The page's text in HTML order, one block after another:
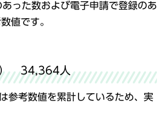
あった数および電子申請で登録のあ
値です。
） 34,364人
参考数値を累計しているため、実